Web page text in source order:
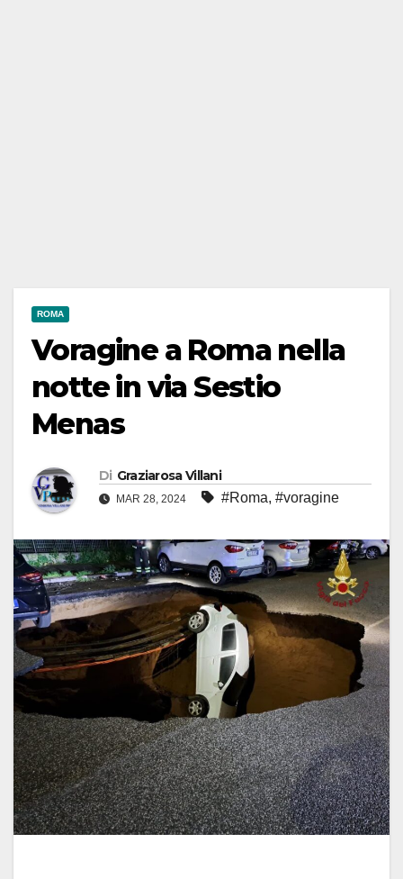
ROMA
Voragine a Roma nella
notte in via Sestio
Menas
Di Graziarosa Villani
MAR 28, 2024 #Roma, #voragine